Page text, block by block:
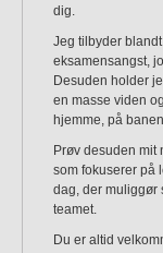
dig.
Jeg tilbyder
eksamensangst,
Desuden holder
en masse viden
hjemme, på
Prøv desuden mit
som fokuserer på
dag, der muliggør
teamet.
Du er altid